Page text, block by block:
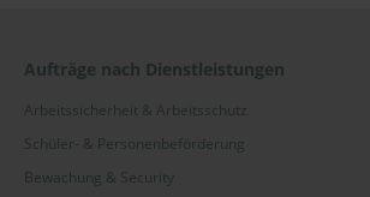
Aufträge nach Dienstleistungen
Arbeitssicherheit & Arbeitsschutz
Schüler- & Personenbeförderung
Bewachung & Security